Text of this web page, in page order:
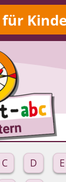
für
C D E